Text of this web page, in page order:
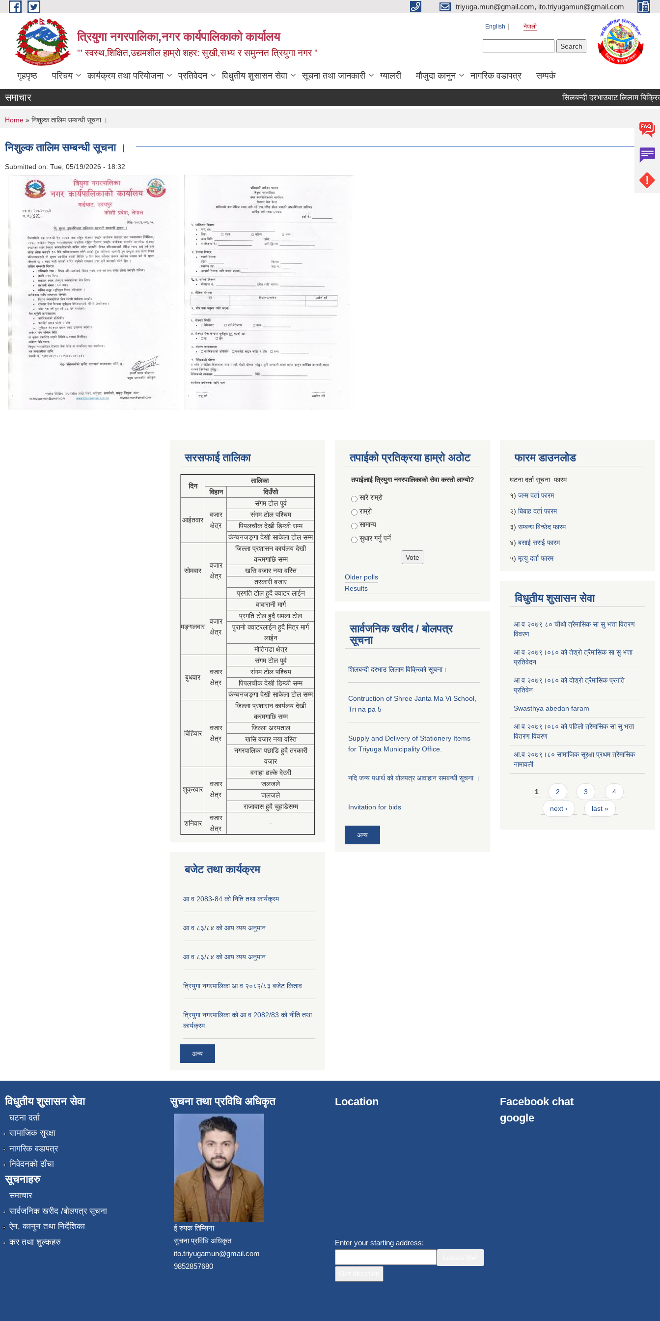
Skip to main content triyuga.mun@gmail.com, ito.triyugamun@gmail.com
त्रियुगा नगरपालिका,नगर कार्यपालिकाको कार्यालय
'" स्वस्थ,शिक्षित,उद्यमशील हाम्रो शहर: सुखी,सभ्य र समुन्नत त्रियुगा नगर "
English नेपाली
गृहपृष्ठ परिचय कार्यक्रम तथा परियोजना प्रतिवेदन विधुतीय शुसासन सेवा सूचना तथा जानकारी ग्यालरी मौजुदा कानुन नागरिक वडापत्र सम्पर्क
समाचार सिलबन्दी दरभाउबाट लिलाम
You are here
Home » निशुल्क तालिम सम्बन्धी सूचना ।
निशुल्क तालिम सम्बन्धी सूचना ।
Submitted on: Tue, 05/19/2026 - 18:32
सरसफाई तालिका
दिन
तालिका
विहान
दिउँसो
आईतवार
वजार
क्षेत्र
संगम टोल पुर्व
संगम टोल पश्चिम
पिपलचौक देखी डिम्की सम्म
कंन्चनजङ्गा देखी साकेला टोल सम्म
सोमवार
वजार
क्षेत्र
जिल्ला प्रशासन कार्यलय देखी
करमगाछि सम्म
खसि वजार नया वस्ति
तरकारी बजार
प्रगति टोल हुदै क्वाटर लाईन
मङ्गलवार
वजार
क्षेत्र
वावारानी मार्ग
प्रगति टोल हुदै धमला टोल
पुरानो क्वाटरलाईन हुदै मित्र मार्ग
लाईन
मोतिगडा क्षेत्र
बुधवार
वजार
क्षेत्र
संगम टोल पुर्व
संगम टोल पश्चिम
पिपलचौक देखी डिम्की सम्म
कंन्चनजङ्गा देखी साकेला टोल सम्म
विहिवार
वजार
क्षेत्र
जिल्ला प्रशासन कार्यलय देखी
करमगाछि सम्म
जिल्ला अस्पताल
खसि वजार नया वस्ति
नगरपालिका पछाडि हुदै तरकारी
वजार
शुक्रवार
वजार
क्षेत्र
वगाहा ढल्के देउरी
जलजले
जलजले
राजावास हुदै चुहाडेसम्म
शनिवार
वजार
क्षेत्र
-
बजेट तथा कार्यक्रम
आ व 2083-84 को निति तथा कार्यक्रम
आ व ८३/८४ को आय व्यय अनुमान
आ व ८३/८४ को आय व्यय अनुमान
त्रियुगा नगरपालिका आ व २०८२/८३ बजेट किताव
त्रियुगा नगरपालिका को आ व 2082/83 को नीति तथा
कार्यक्रम
अन्य
तपाईको प्रतिक्रया हाम्रो अठोट
तपाईलाई त्रियुगा नगरपालिकाको सेवा कस्तो लाग्यो?
Choices
सारै राम्रो
राम्रो
सामान्य
सुधार गर्नु पर्ने
Older polls
Results
सार्वजनिक खरीद / बोलपत्र
सूचना
शिलबन्दी दरभाउ लिलाम विक्रिको सूचना।
Contruction of Shree Janta Ma Vi School,
Tri na pa 5
Supply and Delivery of Stationery Items
for Triyuga Municipality Office.
नदि जन्य पधार्थ को बोलपत्र आवाहान समबन्धी सूचना ।
Invitation for bids
अन्य
फारम डाउनलोड
घटना दर्ता सूचना फारम
१) जन्म दर्ता फारम
२) बिबाह दर्ता फारम
३) सम्बन्ध बिच्छेद फारम
४) बसाई सराई फारम
५) मृत्यु दर्ता फारम
विधुतीय शुसासन सेवा
आ व २०७९ ८० चौथो त्रैमासिक सा सु भत्ता वितरण
विवरण
आ व २०७९।०८० को तेश्रो त्रैमासिक सा सु भत्ता
प्रतिवेदन
आ व २०७९।०८० को दोश्रो त्रैमासिक प्रगति
प्रतिवेन
Swasthya abedan faram
आ व २०७९।०८० को पहिलो त्रैमासिक सा सु भत्ता
वितरण विवरण
आ.व २०७९।८० सामाजिक सूरक्षा प्रथम त्रैमासिक
नामावली
Pages
1 2 3 4
next › last »
विधुतीय शुसासन सेवा
घटना दर्ता
सामाजिक सुरक्षा
नागरिक वडापत्र
निवेदनको ढाँचा
सूचनाहरु
समाचार
सार्वजनिक खरीद /बोलपत्र सूचना
ऐन, कानुन तथा निर्देशिका
कर तथा शुल्कहरु
सुचना तथा प्रविधि अधिकृत
ई रुपक तिम्सिना
सुचना प्रविधि अधिकृत
ito.triyugamun@gmail.com
9852857680
Location
Enter your starting address:
Facebook chat
google